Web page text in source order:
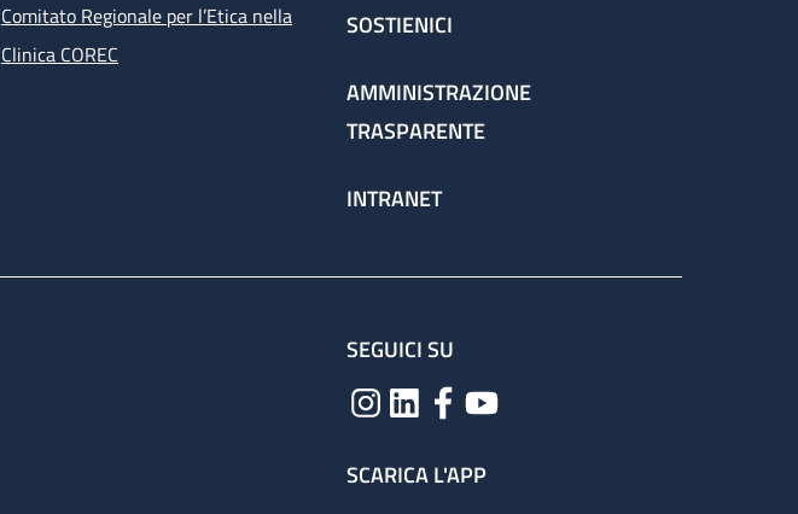
Comitato Regionale per l’Etica nella
Clinica COREC
SOSTIENICI
AMMINISTRAZIONE
TRASPARENTE
INTRANET
SEGUICI SU
SCARICA L'APP